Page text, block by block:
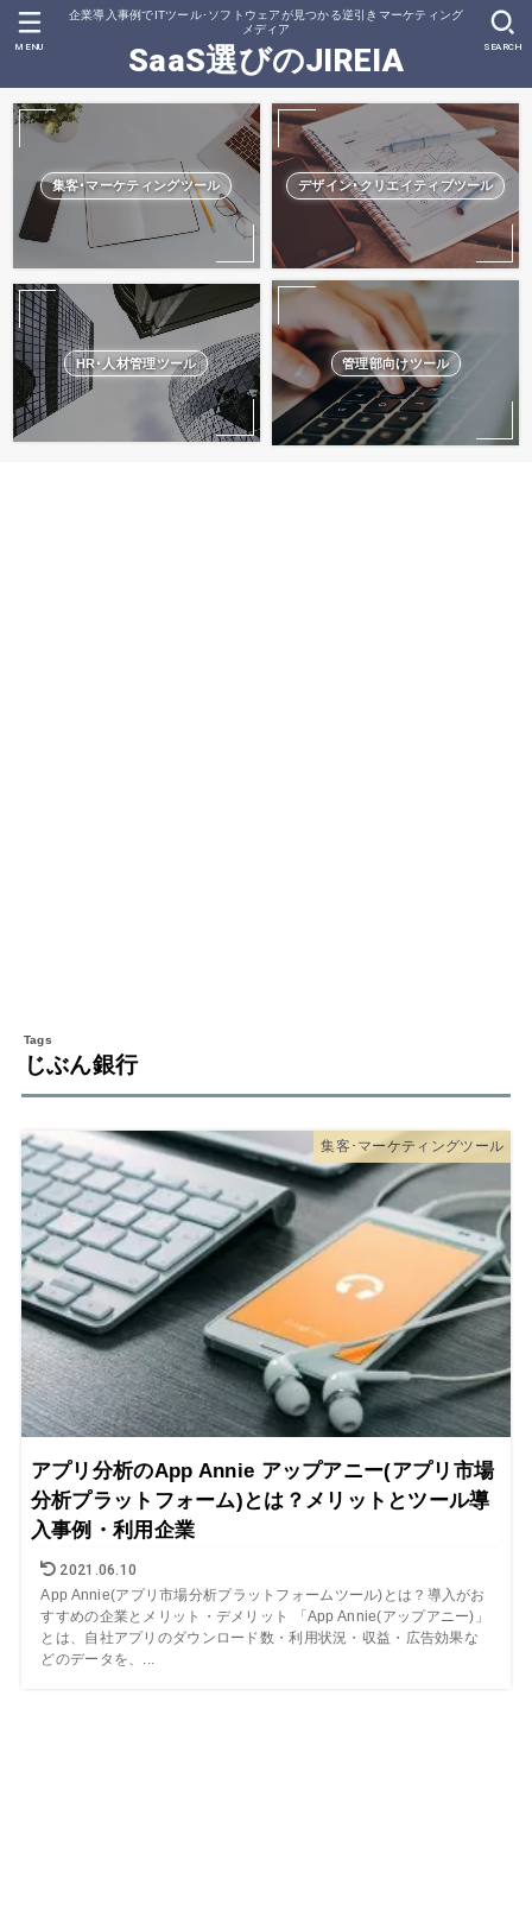
企業導入事例でITツール･ソフトウェアが見つかる逆引きマーケティング
メディア
SaaS選びのJIREIA SEARCH
MENU
集客･マーケティングツール デザイン･クリエイティブツール
HR･人材管理ツール 管理部向けツール
じぶん銀行
集客･マーケティングツール
アプリ分析のApp Annie アップアニー(アプリ市場
分析プラットフォーム)とは？メリットとツール導
入事例・利用企業
2021.06.10
App Annie(アプリ市場分析プラットフォームツール)とは？導入がお
すすめの企業とメリット・デメリット 「App Annie(アップアニー)」
とは、自社アプリのダウンロード数・利用状況・収益・広告効果な
どのデータを、...